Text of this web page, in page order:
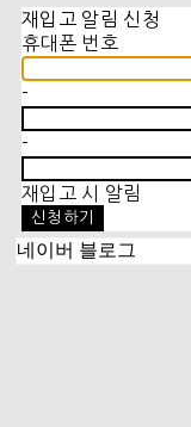
재입고 알림 신청
휴대폰 번호
-
-
재입고 시 알림
신청하기
네이버 블로그